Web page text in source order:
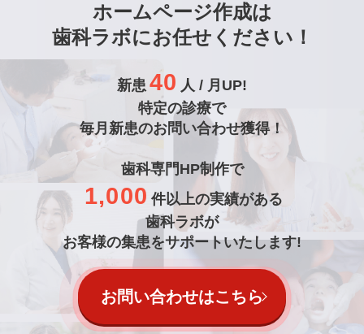
ホームページ作成は
歯科ラボにお任せください！
新患 40 人 / 月UP!
特定の診療で
毎月新患のお問い合わせ獲得！
歯科専門HP制作で
1,000 件以上の実績がある
歯科ラボが
お客様の集患をサポートいたします!
お問い合わせはこちら